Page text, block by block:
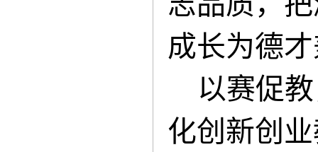
成长为德
以赛促
化创新创